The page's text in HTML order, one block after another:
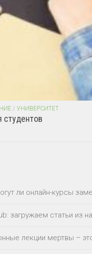
/ УНИВЕРСИТЕТ
студентов
ли онлайн-курсы
загружаем статьи из
лекции мертвы –